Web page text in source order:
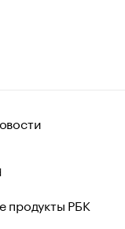
продукты РБК